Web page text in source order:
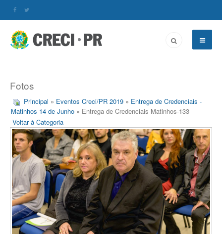
Fotos
Principal » Eventos Creci/PR 2019 » Entrega de Credenciais -
Matinhos 14 de Junho » Entrega de Credenciais Matinhos-133
Voltar à Categoria